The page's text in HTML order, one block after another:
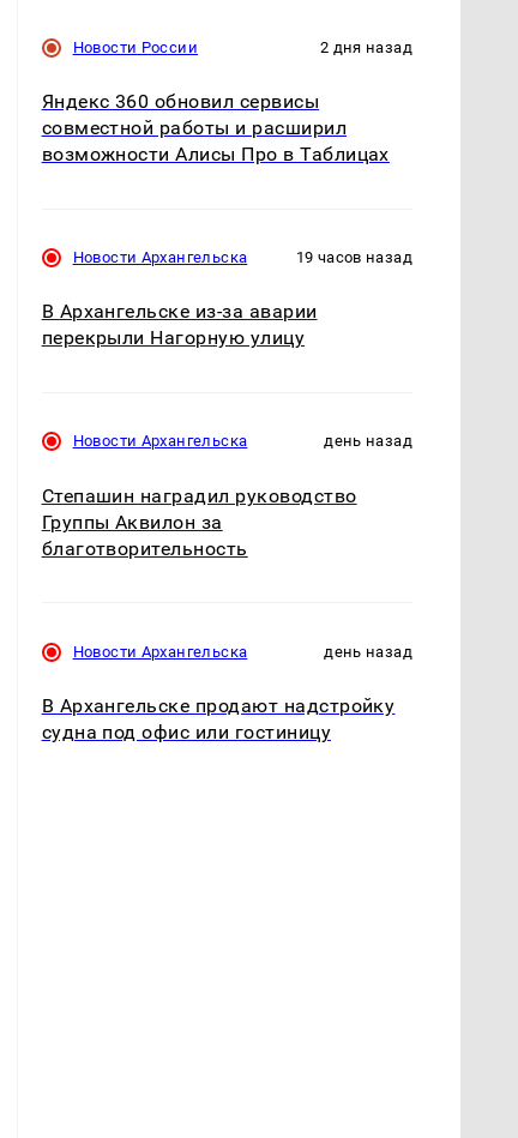
Новости России 2 дня назад
Яндекс 360 обновил сервисы
совместной работы и расширил
возможности Алисы Про в Таблицах
Новости Архангельска 19 часов назад
В Архангельске из-за аварии
перекрыли Нагорную улицу
Новости Архангельска день назад
Степашин наградил руководство
Группы Аквилон за
благотворительность
Новости Архангельска день назад
В Архангельске продают надстройку
судна под офис или гостиницу